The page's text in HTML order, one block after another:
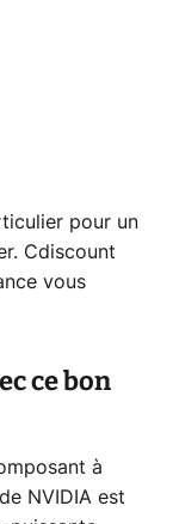
pour un
Cdiscount
vous
ce bon
à
NVIDIA est